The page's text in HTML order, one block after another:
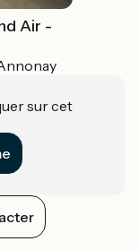
Air -
sur cet